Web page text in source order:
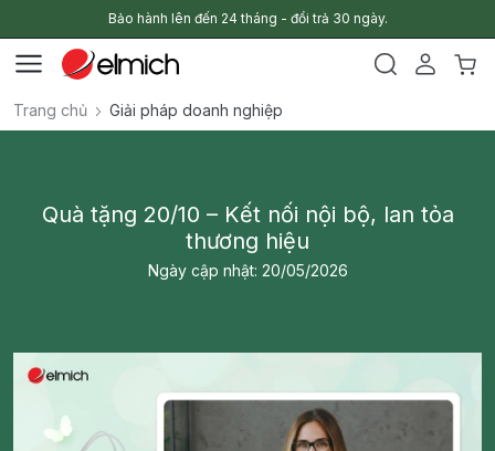
Bảo hành lên đến 24 tháng - đổi trả 30 ngày.
Trang chủ Giải pháp doanh nghiệp
Quà tặng 20/10 – Kết nối nội bộ, lan tỏa
thương hiệu
Ngày cập nhật: 20/05/2026